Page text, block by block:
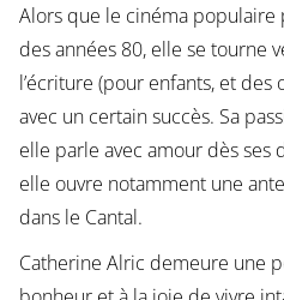
Alors que le cinéma populaire
des années 80, elle se tourne
l’écriture (pour enfants, et
avec un certain succès. Sa
elle parle avec amour dès ses
elle ouvre notamment une
dans le Cantal.
Catherine Alric demeure une